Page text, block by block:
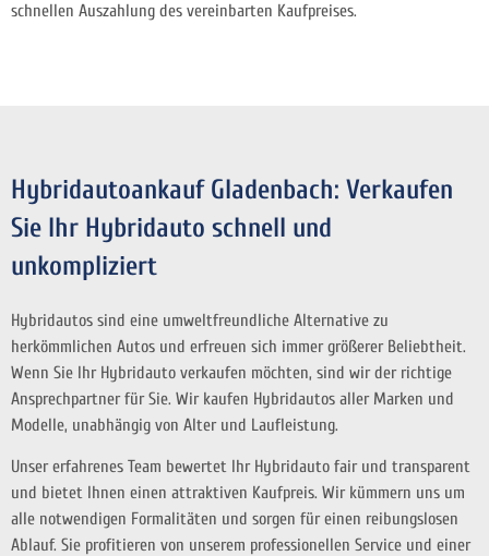
schnellen Auszahlung des vereinbarten Kaufpreises.
Hybridautoankauf Gladenbach: Verkaufen
Sie Ihr Hybridauto schnell und
unkompliziert
Hybridautos sind eine umweltfreundliche Alternative zu
herkömmlichen Autos und erfreuen sich immer größerer Beliebtheit.
Wenn Sie Ihr Hybridauto verkaufen möchten, sind wir der richtige
Ansprechpartner für Sie. Wir kaufen Hybridautos aller Marken und
Modelle, unabhängig von Alter und Laufleistung.
Unser erfahrenes Team bewertet Ihr Hybridauto fair und transparent
und bietet Ihnen einen attraktiven Kaufpreis. Wir kümmern uns um
alle notwendigen Formalitäten und sorgen für einen reibungslosen
Ablauf. Sie profitieren von unserem professionellen Service und einer